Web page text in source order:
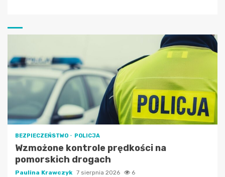
BEZPIECZEŃSTWO POLICJA
Wzmożone kontrole prędkości na
pomorskich drogach
Paulina Krawczyk 7 sierpnia 2026 6